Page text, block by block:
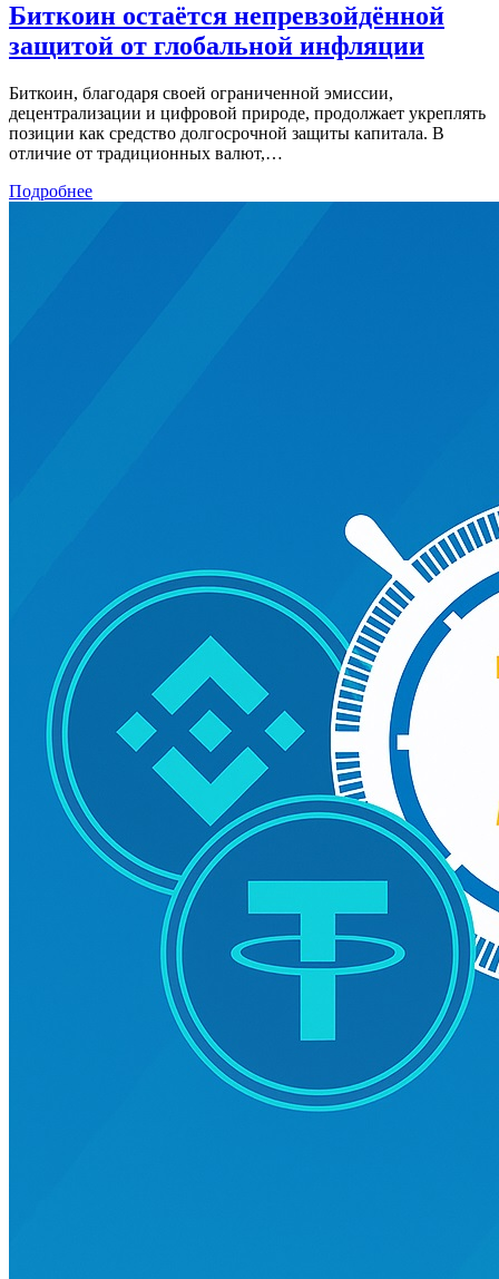
Биткоин остаётся непревзойдённой
защитой от глобальной инфляции
Биткоин, благодаря своей ограниченной эмиссии,
децентрализации и цифровой природе, продолжает укреплять
позиции как средство долгосрочной защиты капитала. В
отличие от традиционных валют,…
Подробнее